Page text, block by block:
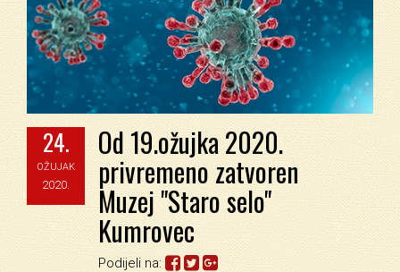
24.
OŽUJAK
2020.
Od 19.ožujka 2020.
privremeno zatvoren
Muzej "Staro selo"
Kumrovec
Podijeli na: